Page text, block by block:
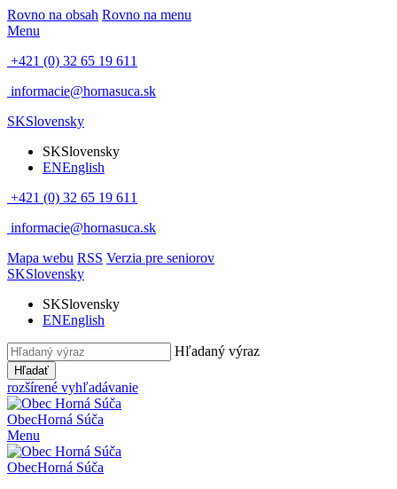
Rovno na obsah Rovno na menu
Menu
+421 (0) 32 65 19 611
informacie@hornasuca.sk
SKSlovensky
SKSlovensky
ENEnglish
+421 (0) 32 65 19 611
informacie@hornasuca.sk
Mapa webu RSS Verzia pre seniorov
SKSlovensky
SKSlovensky
ENEnglish
Hľadaný výraz
Hľadať
rozšírené vyhľadávanie
ObecHorná Súča
Menu
ObecHorná Súča